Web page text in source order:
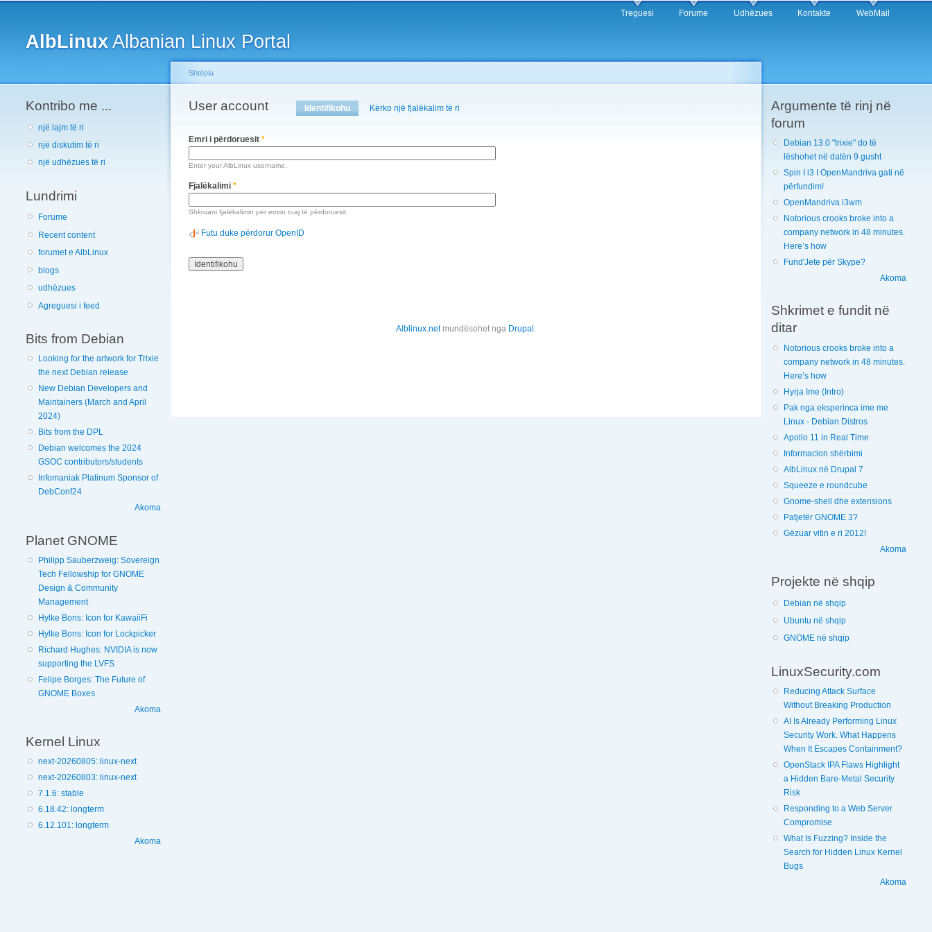
AlbLinuxAlbanian Linux Portal
Treguesi Forume Udhëzues Kontakte WebMail
Kontribo me ...
një lajm të ri
një diskutim të ri
një udhëzues të ri
Lundrimi
Forume
Recent content
forumet e AlbLinux
blogs
udhëzues
Agreguesi i feed
Bits from Debian
Looking for the artwork for Trixie
the next Debian release
New Debian Developers and
Maintainers (March and April
2024)
Bits from the DPL
Debian welcomes the 2024
GSOC contributors/students
Infomaniak Platinum Sponsor of
DebConf24
Akoma
Planet GNOME
Philipp Sauberzweig: Sovereign
Tech Fellowship for GNOME
Design & Community
Management
Hylke Bons: Icon for KawaiiFi
Hylke Bons: Icon for Lockpicker
Richard Hughes: NVIDIA is now
supporting the LVFS
Felipe Borges: The Future of
GNOME Boxes
Akoma
Kernel Linux
next-20260805: linux-next
next-20260803: linux-next
7.1.6: stable
6.18.42: longterm
6.12.101: longterm
Akoma
You are here
Shtëpia
User account
Primary tabs Identifikohu (active tab)
Kërko një fjalëkalim të ri
Emri i përdoruesit *
Enter your AlbLinux username.
Fjalëkalimi *
Shkruani fjalëkalimin për emrin tuaj të përdoruesit.
Futu duke përdorur OpenID
Alblinux.netmundësohet nga Drupal .
Argumente të rinj në
forum
Debian 13.0 "trixie" do të
lëshohet në datën 9 gusht
Spin I i3 I OpenMandriva gati në
përfundim!
OpenMandriva i3wm
Notorious crooks broke into a
company network in 48 minutes.
Here’s how
Fund'Jete për Skype?
Akoma
Shkrimet e fundit në
ditar
Notorious crooks broke into a
company network in 48 minutes.
Here’s how
Hyrja Ime (Intro)
Pak nga eksperinca ime me
Linux - Debian Distros
Apollo 11 in Real Time
Informacion shërbimi
AlbLinux në Drupal 7
Squeeze e roundcube
Gnome-shell dhe extensions
Patjetër GNOME 3?
Gëzuar vitin e ri 2012!
Akoma
Projekte në shqip
Debian në shqip
Ubuntu në shqip
GNOME në shqip
LinuxSecurity.com
Reducing Attack Surface
Without Breaking Production
AI Is Already Performing Linux
Security Work. What Happens
When It Escapes Containment?
OpenStack IPA Flaws Highlight
a Hidden Bare-Metal Security
Risk
Responding to a Web Server
Compromise
What Is Fuzzing? Inside the
Search for Hidden Linux Kernel
Bugs
Akoma